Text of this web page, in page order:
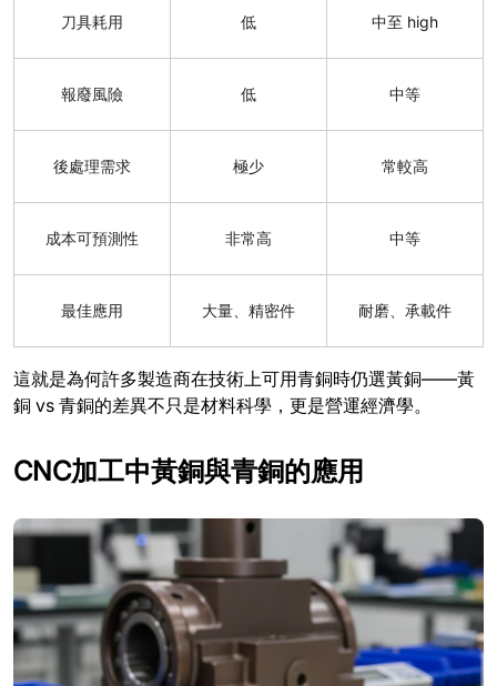
刀具耗用 低 中至 high
報廢風險 低 中等
後處理需求 極少 常較高
成本可預測性 非常高 中等
最佳應用 大量、精密件 耐磨、承載件
這就是為何許多製造商在技術上可用青銅時仍選黃銅——黃
銅 vs 青銅的差異不只是材料科學，更是營運經濟學。
CNC加工中黃銅與青銅的應用